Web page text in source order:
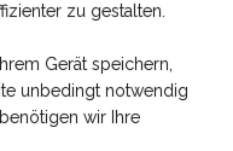
zu gestalten.
Gerät speichern,
unbedingt notwendig
wir Ihre